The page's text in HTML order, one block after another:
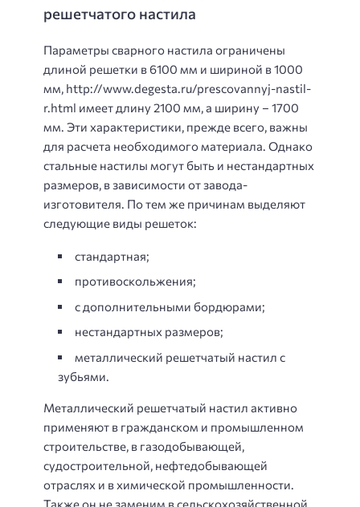
решетчатого настила
Параметры сварного настила ограничены
длиной решетки в 6100 мм и шириной в 1000
мм, http://www.degesta.ru/prescovannyj-nastil-
r.html имеет длину 2100 мм, а ширину – 1700
мм. Эти характеристики, прежде всего, важны
для расчета необходимого материала. Однако
стальные настилы могут быть и нестандартных
размеров, в зависимости от завода-
изготовителя. По тем же причинам выделяют
следующие виды решеток:
стандартная;
противоскольжения;
с дополнительными бордюрами;
нестандартных размеров;
металлический решетчатый настил с
зубьями.
Металлический решетчатый настил активно
применяют в гражданском и промышленном
строительстве, в газодобывающей,
судостроительной, нефтедобывающей
отраслях и в химической промышленности.
Также он не заменим в сельскохозяйственной